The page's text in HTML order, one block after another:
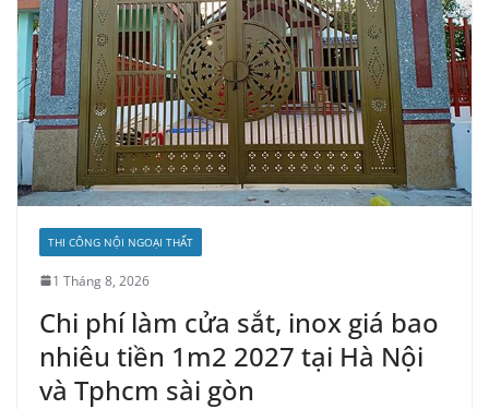
THI CÔNG NỘI NGOẠI THẤT
1 Tháng 8, 2026
Chi phí làm cửa sắt, inox giá bao
nhiêu tiền 1m2 2027 tại Hà Nội
và Tphcm sài gòn